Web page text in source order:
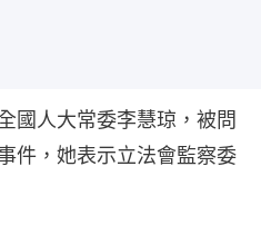
國人大常委李慧琼，被問
件，她表示立法會監察委